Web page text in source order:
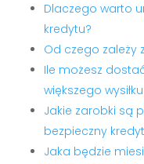
Dlaczego warto
kredytu?
Od czego zależy
Ile możesz
większego
Jakie zarobki są
bezpieczny
Jaka będzie